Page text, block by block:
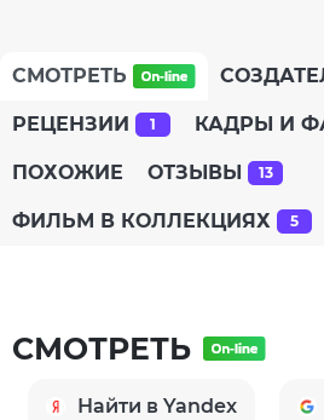
СМОТРЕТЬ
РЕЦЕНЗИИ 1 КАДРЫ И
ПОХОЖИЕ ОТЗЫВЫ 13
ФИЛЬМ В КОЛЛЕКЦИЯХ 5
СМОТРЕТЬ
Найти в Yandex